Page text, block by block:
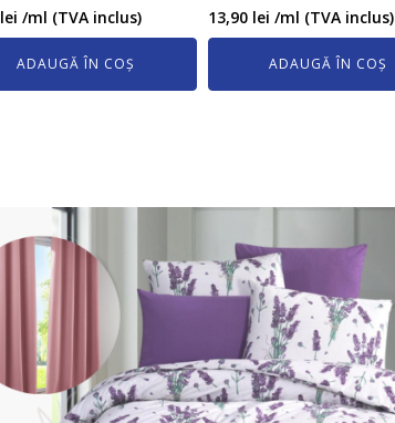
lei /ml (TVA inclus)
ADAUGĂ ÎN COȘ
13,90 lei /ml (TVA inclus)
ADAUGĂ ÎN COȘ